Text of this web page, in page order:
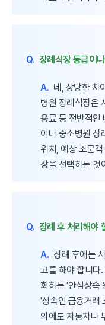
Q. 장례식장 등급이
A. 네, 상당한 차
병원 장례식장은
용료 등 전반적인
이나 중소병원 장
위치, 예상 조문
장을 선택하는 것
Q. 장례 후 처리해야
A. 장례 후에는
고를 해야 합니다
회하는 '안심상속
'상속인 금융거래
외에도 자동차나